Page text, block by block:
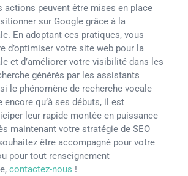
actions peuvent être mises en place
sur Google grâce à la
En adoptant ces pratiques, vous
d’optimiser votre site web pour la
et d’améliorer votre visibilité dans les
générés par les assistants
le phénomène de recherche vocale
encore qu’à ses débuts, il est
leur rapide montée en puissance
maintenant votre stratégie de SEO
être accompagné pour votre
pour tout renseignement
contactez-nous !